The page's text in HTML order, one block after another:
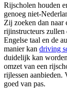
Rijscholen houden
genoeg niet-
Zij zoeken dan
rijinstructeurs zullen
Engelse taal en de
manier kan driving
duidelijk kan
omzet van een
rijlessen aanbieden.
goed van pas.